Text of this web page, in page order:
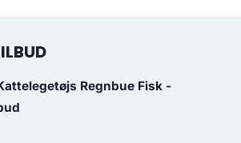
Regnbue Fisk -